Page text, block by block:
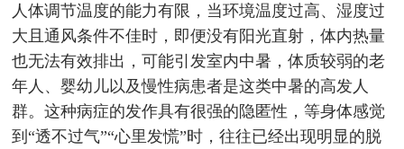
人体调节温度的能力有限，当环境温度过高、湿度过
大且通风条件不佳时，即便没有阳光直射，体内热量
也无法有效排出，可能引发室内中暑，体质较弱的老
年人、婴幼儿以及慢性病患者是这类中暑的高发人
群。这种病症的发作具有很强的隐匿性，等身体感觉
到“透不过气”“心里发慌”时，往往已经出现明显的脱